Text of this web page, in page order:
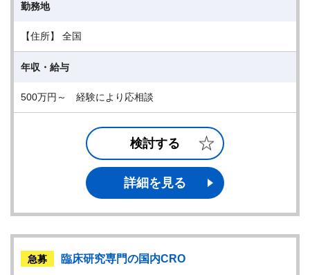
勤務地
【住所】 全国
年収・給与
500万円～ 経験により応相談
検討する
詳細を見る
急募 臨床研究専門の国内CRO